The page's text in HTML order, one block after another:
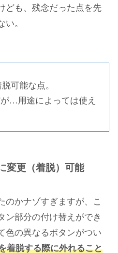
ども、残念だった点を先
。
可能な点。
…用途によっては使え
変更（着脱）可能
のかナゾすぎますが、こ
ン部分の付け替えができ
色の異なるボタンがつい
着脱する際に外れること